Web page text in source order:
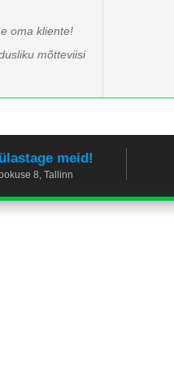
oma kliente!
mõtteviisi
meid!
8, Tallinn